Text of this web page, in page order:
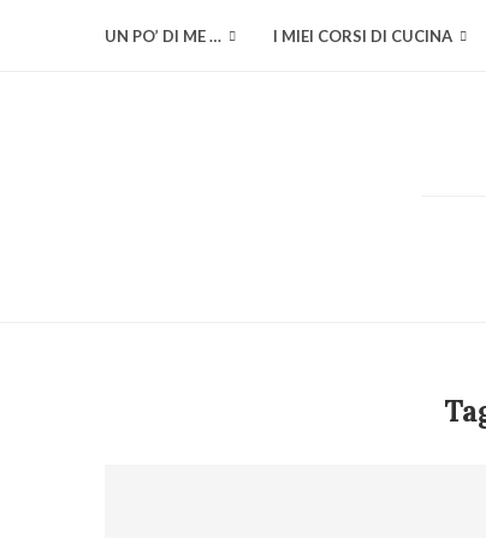
UN PO’ DI ME … I MIEI CORSI DI CUCINA